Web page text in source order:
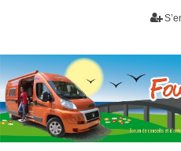
Fourgon-
Forum de conseils et d'entraide
aménagés, vans et de camping-